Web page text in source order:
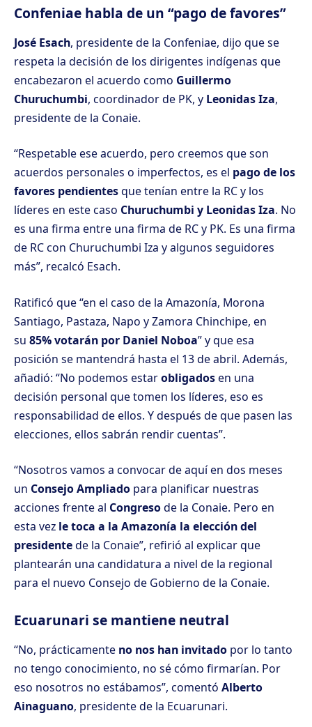
Confeniae habla de un “pago de favores”
José Esach, presidente de la Confeniae, dijo que se
respeta la decisión de los dirigentes indígenas que
encabezaron el acuerdo como Guillermo
Churuchumbi, coordinador de PK, y Leonidas Iza,
presidente de la Conaie.
“Respetable ese acuerdo, pero creemos que son
acuerdos personales o imperfectos, es el pago de los
favores pendientesque tenían entre la RC y los
líderes en este caso Churuchumbi y Leonidas Iza. No
es una firma entre una firma de RC y PK. Es una firma
de RC con Churuchumbi Iza y algunos seguidores
más”, recalcó Esach.
Ratificó que “en el caso de la Amazonía, Morona
Santiago, Pastaza, Napo y Zamora Chinchipe, en
su 85% votarán por Daniel Noboa” y que esa
posición se mantendrá hasta el 13 de abril. Además,
añadió: “No podemos estarobligadosen una
decisión personal que tomen los líderes, eso es
responsabilidad de ellos. Y después de que pasen las
elecciones, ellos sabrán rendir cuentas”.
“Nosotros vamos a convocar de aquí en dos meses
un Consejo Ampliado para planificar nuestras
acciones frente al Congresode la Conaie. Pero en
esta vez le toca a la Amazonía la elección del
presidentede la Conaie”, refirió al explicar que
plantearán una candidatura a nivel de la regional
para el nuevo Consejo de Gobierno de la Conaie.
Ecuarunari se mantiene neutral
“No, prácticamente no nos han invitado por lo tanto
no tengo conocimiento, no sé cómo firmarían. Por
eso nosotros no estábamos”, comentó Alberto
Ainaguano, presidente de la Ecuarunari.